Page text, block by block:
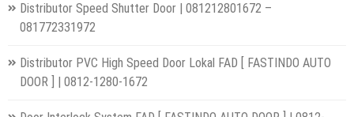
Distributor Speed Shutter Door | 081212801672 –
081772331972
Distributor PVC High Speed Door Lokal FAD [ FASTINDO AUTO
DOOR ] | 0812-1280-1672